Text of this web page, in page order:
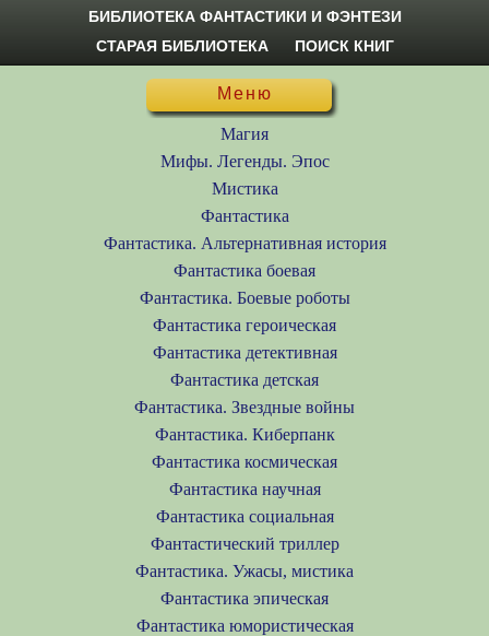
БИБЛИОТЕКА ФАНТАСТИКИ И ФЭНТЕЗИ
СТАРАЯ БИБЛИОТЕКА
ПОИСК КНИГ
Меню
Магия
Мифы. Легенды. Эпос
Мистика
Фантастика
Фантастика. Альтернативная история
Фантастика боевая
Фантастика. Боевые роботы
Фантастика героическая
Фантастика детективная
Фантастика детская
Фантастика. Звездные войны
Фантастика. Киберпанк
Фантастика космическая
Фантастика научная
Фантастика социальная
Фантастический триллер
Фантастика. Ужасы, мистика
Фантастика эпическая
Фантастика юмористическая